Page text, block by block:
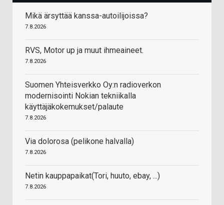
Mikä ärsyttää kanssa-autoilijoissa?
7.8.2026
RVS, Motor up ja muut ihmeaineet.
7.8.2026
Suomen Yhteisverkko Oy:n radioverkon
modernisointi Nokian tekniikalla
käyttäjäkokemukset/palaute
7.8.2026
Via dolorosa (pelikone halvalla)
7.8.2026
Netin kauppapaikat(Tori, huuto, ebay, ...)
7.8.2026